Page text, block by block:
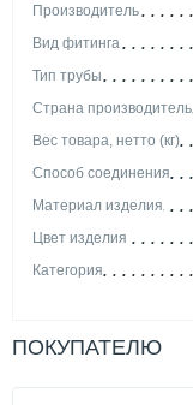
Производитель
Вид фитинга
Тип трубы
Страна производитель
Вес товара, нетто (кг)
Способ соединения
Материал изделия
Цвет изделия
Категория
ПОКУПАТЕЛЮ